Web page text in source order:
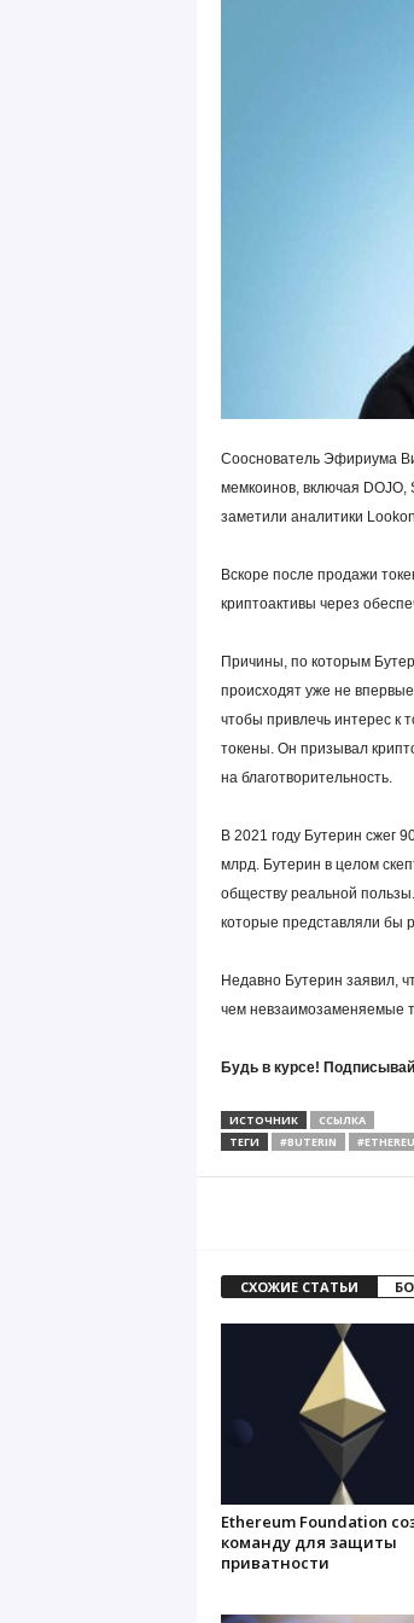
Сооснователь Эфириума
мемкоинов, включая DOJO,
заметили аналитики
Вскоре после продажи
криптоактивы через
Причины, по которым
происходят уже не
чтобы привлечь интерес к
токены. Он призывал
на благотворительность.
В 2021 году Бутерин сжег
млрд. Бутерин в целом
обществу реальной
которые представляли бы
Недавно Бутерин заявил,
чем невзаимозаменяемые
Будь в курсе!
ИСТОЧНИК
ССЫЛКА
ТЕГИ
#BUTERIN
СХОЖИЕ СТАТЬИ
Ethereum Foundation
команду для защиты
приватности